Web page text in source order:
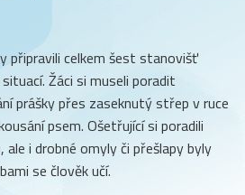
připravili celkem šest stanovišť
Žáci si museli poradit
prášky přes zaseknutý střep v ruce
psem. Ošetřující si poradili
i drobné omyly či přešlapy byly
se člověk učí.